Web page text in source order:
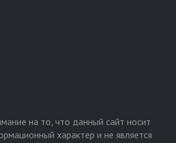
на то, что данный сайт носит
характер и не является